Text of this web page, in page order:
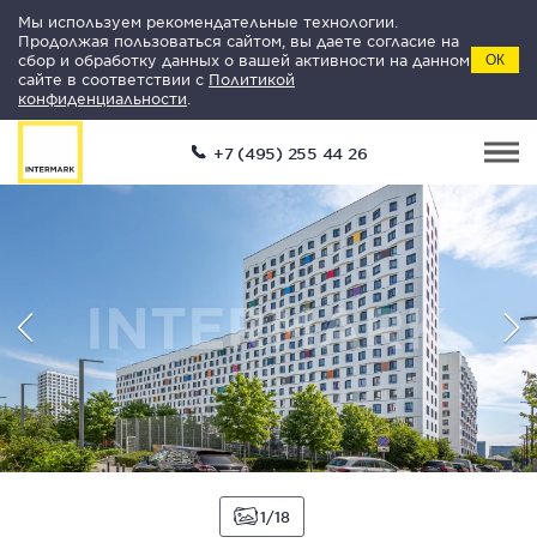
Мы используем рекомендательные технологии.
Продолжая пользоваться сайтом, вы даете согласие на
сбор и обработку данных о вашей активности на данном
сайте в соответствии с Политикой
конфиденциальности
ОК
+7 (495) 255 44 26
1 18